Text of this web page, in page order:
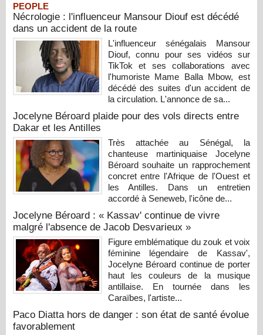
PEOPLE
Nécrologie : l'influenceur Mansour Diouf est décédé
dans un accident de la route
L'influenceur sénégalais Mansour
Diouf, connu pour ses vidéos sur
TikTok et ses collaborations avec
l'humoriste Mame Balla Mbow, est
décédé des suites d'un accident de
la circulation. L'annonce de sa...
Jocelyne Béroard plaide pour des vols directs entre
Dakar et les Antilles
Très attachée au Sénégal, la
chanteuse martiniquaise Jocelyne
Béroard souhaite un rapprochement
concret entre l'Afrique de l'Ouest et
les Antilles. Dans un entretien
accordé à Seneweb, l'icône de...
Jocelyne Béroard : « Kassav' continue de vivre
malgré l'absence de Jacob Desvarieux »
Figure emblématique du zouk et voix
féminine légendaire de Kassav',
Jocelyne Béroard continue de porter
haut les couleurs de la musique
antillaise. En tournée dans les
Caraïbes, l'artiste...
Paco Diatta hors de danger : son état de santé évolue
favorablement